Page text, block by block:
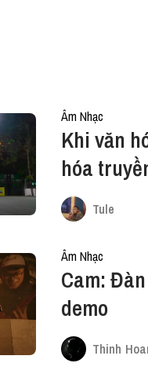
Âm Nhạc
Khi văn
hóa
Tule
Âm Nhạc
Cam:
demo
Thinh